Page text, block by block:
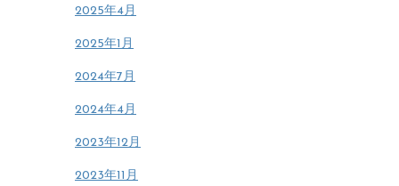
2025年4月
2025年1月
2024年7月
2024年4月
2023年12月
2023年11月